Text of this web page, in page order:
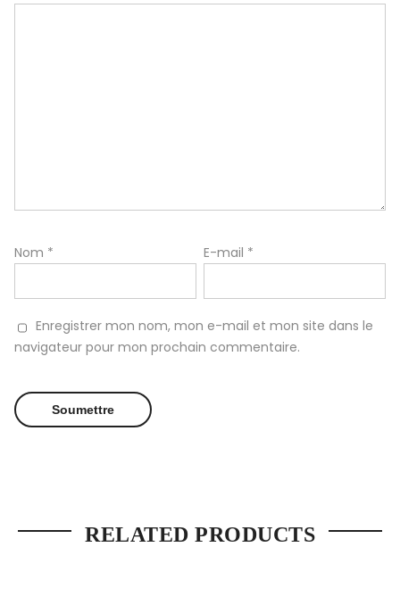
Nom * E-mail *
Enregistrer mon nom, mon e-mail et mon site dans le
navigateur pour mon prochain commentaire.
RELATED PRODUCTS